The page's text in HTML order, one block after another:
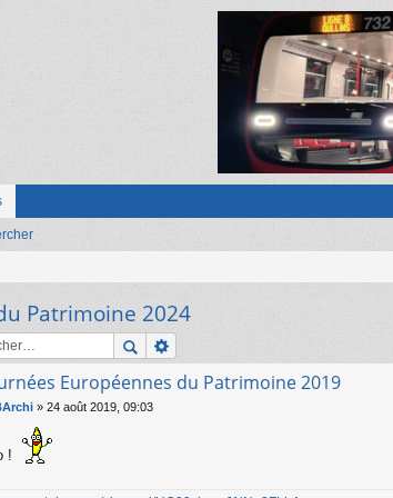
Patrimoine 2024
Européennes du Patrimoine 2019
» 24 août 2019, 09:03
!